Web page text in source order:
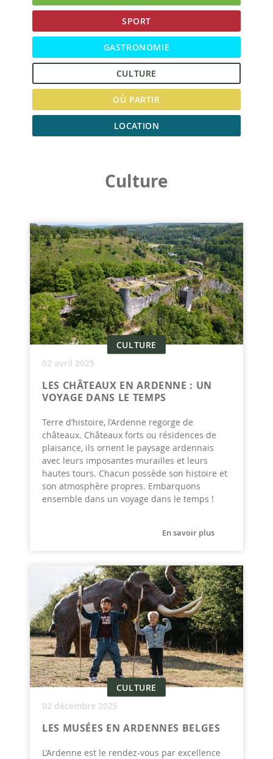
SPORT
GASTRONOMIE
CULTURE
OÙ PARTIR
LOCATION
Culture
CULTURE
02 avril 2025
LES CHÂTEAUX EN ARDENNE : UN
VOYAGE DANS LE TEMPS
Terre d’histoire, l’Ardenne regorge de
châteaux. Châteaux forts ou résidences de
plaisance, ils ornent le paysage ardennais
avec leurs imposantes murailles et leurs
hautes tours. Chacun possède son histoire et
son atmosphère propres. Embarquons
ensemble dans un voyage dans le temps !
En savoir plus
CULTURE
02 décembre 2025
LES MUSÉES EN ARDENNES BELGES
L’Ardenne est le rendez-vous par excellence